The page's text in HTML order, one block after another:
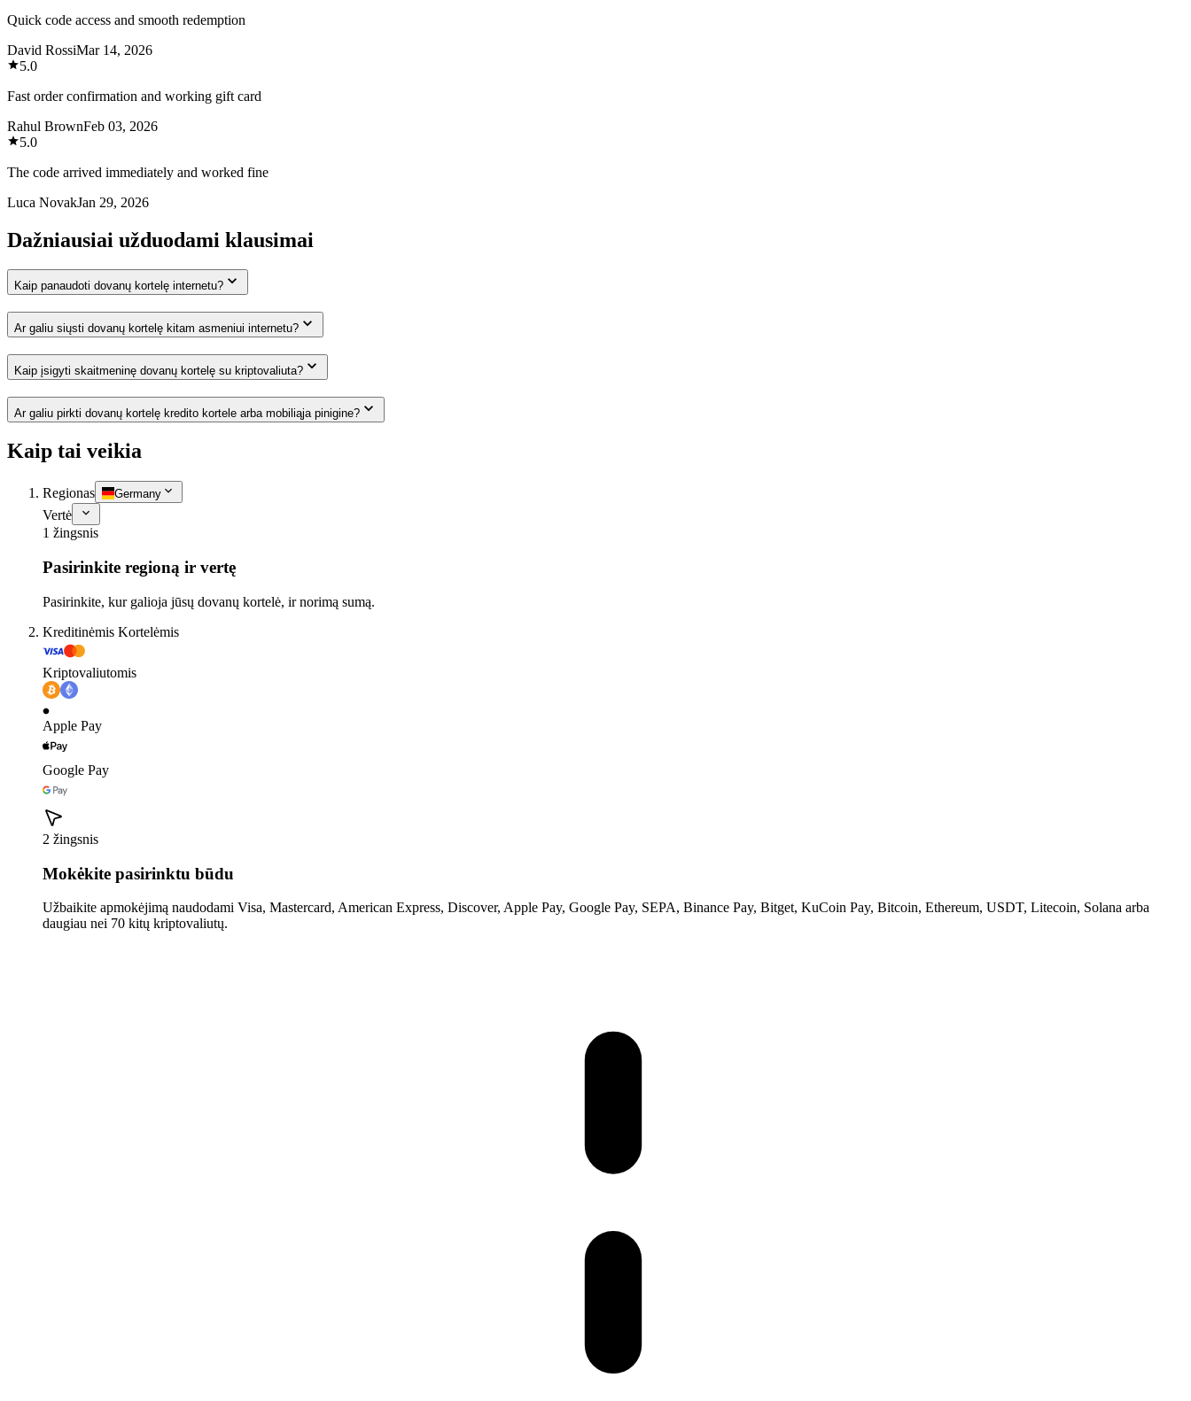
Quick code access and smooth redemption
David RossiMar 14, 2026
5.0
Fast order confirmation and working gift card
Rahul BrownFeb 03, 2026
5.0
The code arrived immediately and worked fine
Luca NovakJan 29, 2026
Dažniausiai užduodami klausimai
Kaip panaudoti dovanų kortelę internetu?
Ar galiu siųsti dovanų kortelę kitam asmeniui internetu?
Kaip įsigyti skaitmeninę dovanų kortelę su kriptovaliuta?
Ar galiu pirkti dovanų kortelę kredito kortele arba mobiliąja pinigine?
Kaip tai veikia
Regionas Germany
Vertė
1 žingsnis
Pasirinkite regioną ir vertę
Pasirinkite, kur galioja jūsų dovanų kortelė, ir norimą sumą.
Kreditinėmis Kortelėmis
Kriptovaliutomis
Apple Pay
Google Pay
2 žingsnis
Mokėkite pasirinktu būdu
Užbaikite apmokėjimą naudodami Visa, Mastercard, American Express, Discover, Apple Pay, Google Pay, SEPA, Binance Pay, Bitget, KuCoin Pay, Bitcoin, Ethereum, USDT, Litecoin, Solana arba
daugiau nei 70 kitų kriptovaliutų.